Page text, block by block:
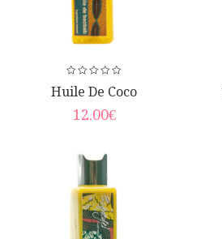
Huile De Coco
12.00€